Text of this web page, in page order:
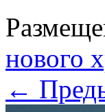
нового
←